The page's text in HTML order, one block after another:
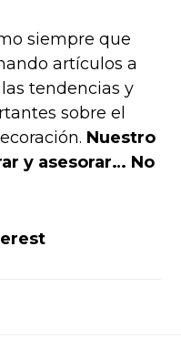
siempre que
artículos a
tendencias y
sobre el
Nuestro
y asesorar… No